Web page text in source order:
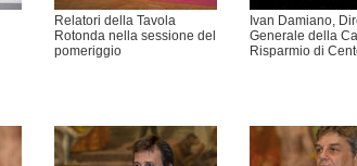
Relatori della Tavola
Rotonda nella sessione del
pomeriggio
Ivan Damiano,
Generale della
Risparmio di